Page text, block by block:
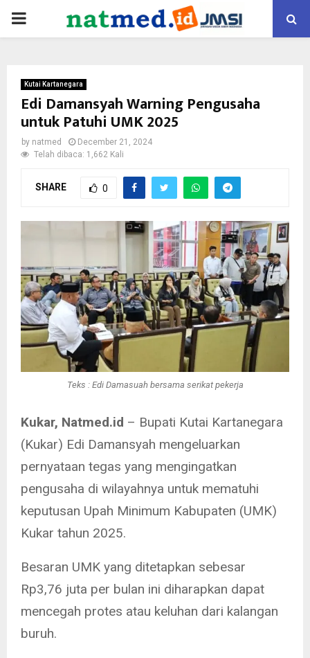
PRIMARY
Kutai Kartanegara
Edi Damansyah Warning Pengusaha
untuk Patuhi UMK 2025
by natmed
December 21, 2024
Telah dibaca: 1,662 Kali
SHARE 0
Teks : Edi Damasuah bersama serikat pekerja
Kukar, Natmed.id – Bupati Kutai Kartanegara
(Kukar) Edi Damansyah mengeluarkan
pernyataan tegas yang mengingatkan
pengusaha di wilayahnya untuk mematuhi
keputusan Upah Minimum Kabupaten (UMK)
Kukar tahun 2025.
Besaran UMK yang ditetapkan sebesar
Rp3,76 juta per bulan ini diharapkan dapat
mencegah protes atau keluhan dari kalangan
buruh.